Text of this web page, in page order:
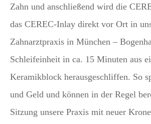
Zahn und anschließend wird die
das CEREC-Inlay direkt vor Ort in
Zahnarztpraxis in München –
Schleifeinheit in ca. 15 Minuten aus
Keramikblock herausgeschliffen. So
und Geld und können in der Regel
Sitzung unsere Praxis mit neuer